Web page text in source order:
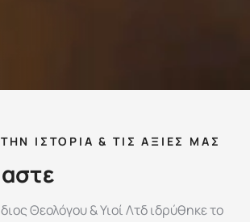
ΙΣΤΟΡΙΑ & ΤΙΣ ΑΞΙΕΣ ΜΑΣ
αστε
Θεολόγου & Υιοί Λτδ ιδρύθηκε το